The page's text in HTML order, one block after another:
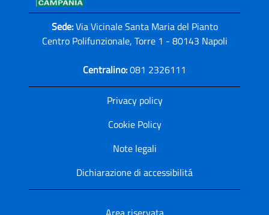
Sede:Via Vicinale Santa Maria del Pianto
Centro Polifunzionale, Torre 1 - 80143 Napoli
Centralino:081 2326111
Privacy policy
Cookie Policy
Note legali
Dichiarazione di accessibilitá